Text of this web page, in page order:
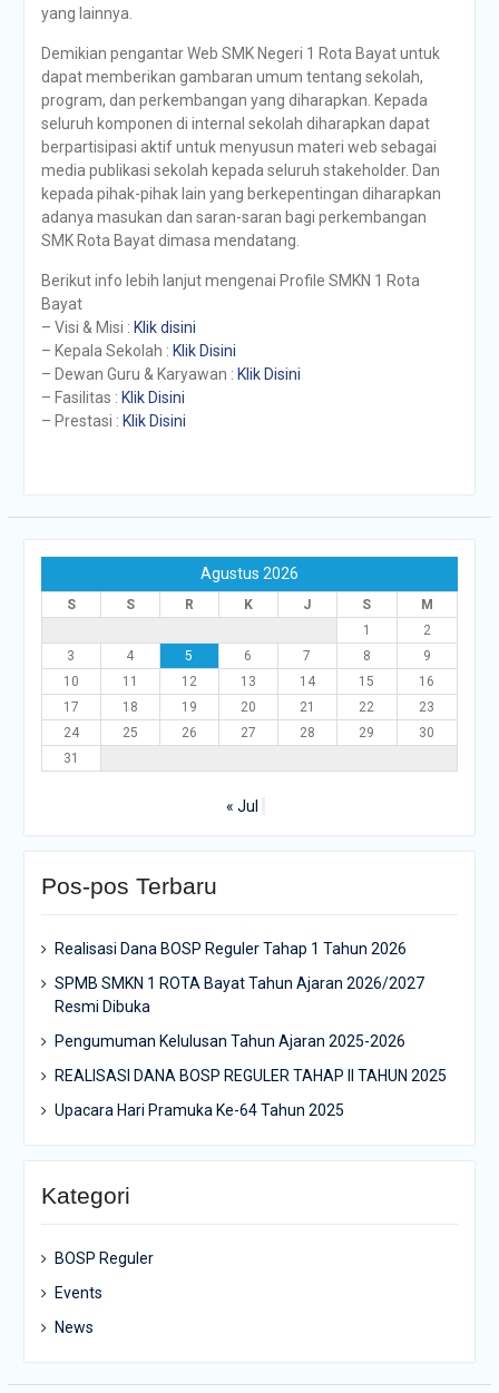
yang lainnya.
Demikian pengantar Web SMK Negeri 1 Rota Bayat untuk
dapat memberikan gambaran umum tentang sekolah,
program, dan perkembangan yang diharapkan. Kepada
seluruh komponen di internal sekolah diharapkan dapat
berpartisipasi aktif untuk menyusun materi web sebagai
media publikasi sekolah kepada seluruh stakeholder. Dan
kepada pihak-pihak lain yang berkepentingan diharapkan
adanya masukan dan saran-saran bagi perkembangan
SMK Rota Bayat dimasa mendatang.
Berikut info lebih lanjut mengenai Profile SMKN 1 Rota
Bayat
– Visi & Misi : Klik disini
– Kepala Sekolah : Klik Disini
– Dewan Guru & Karyawan : Klik Disini
– Fasilitas : Klik Disini
– Prestasi : Klik Disini
Agustus 2026
S S R K J S
M
1
2
3
4 5 6 7 8
9
10
11 12 13 14 15
16
17
18 19 20 21 22
23
24
25 26 27 28 29
30
31
« Jul
Pos-pos Terbaru
Realisasi Dana BOSP Reguler Tahap 1 Tahun 2026
SPMB SMKN 1 ROTA Bayat Tahun Ajaran 2026/2027
Resmi Dibuka
Pengumuman Kelulusan Tahun Ajaran 2025-2026
REALISASI DANA BOSP REGULER TAHAP II TAHUN 2025
Upacara Hari Pramuka Ke-64 Tahun 2025
Kategori
BOSP Reguler
Events
News